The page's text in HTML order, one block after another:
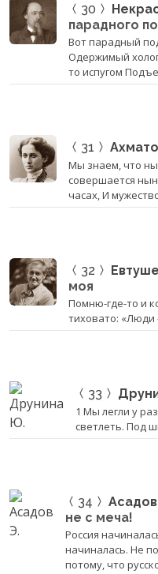
30
парадного
Вот парадный
Одержимый
то испугом
31
Мы знаем, что
совершается
часах, И
32
моя
Помню-где-то и
тиховато:
33
1 Мы легли у
светлеть. Под
34
не с меча!
Россия
начиналась. Не
потому, что